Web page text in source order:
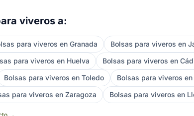
viveros a:
para viveros en Granada Bolsas para viveros en
para viveros en Huelva Bolsas para viveros en
Bolsas para viveros en Toledo Bolsas para viveros
para viveros en Zaragoza Bolsas para viveros en